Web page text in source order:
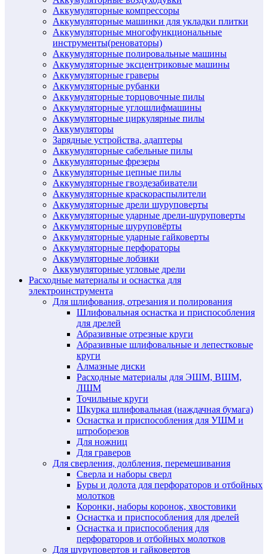
Аккумуляторные компрессоры
Аккумуляторные машинки для укладки плитки
Аккумуляторные многофункциональные
инструменты(реноваторы)
Аккумуляторные полировальные машины
Аккумуляторные эксцентриковые машины
Аккумуляторные граверы
Аккумуляторные рубанки
Аккумуляторные торцовочные пилы
Аккумуляторные углошлифмашины
Аккумуляторные циркулярные пилы
Аккумуляторы
Зарядные устройства, адаптеры
Аккумуляторные сабельные пилы
Аккумуляторные фрезеры
Аккумуляторные цепные пилы
Аккумуляторные гвоздезабиватели
Аккумуляторные краскораспылители
Аккумуляторные дрели шуруповерты
Аккумуляторные ударные дрели-шуруповерты
Аккумуляторные шуруповёрты
Аккумуляторные ударные гайковерты
Аккумуляторные перфораторы
Аккумуляторные лобзики
Аккумуляторные угловые дрели
Расходные материалы и оснастка для
электроинструмента
Для шлифования, отрезания и полирования
Шлифовальная оснастка и приспособления
для дрелей
Абразивные отрезные круги
Абразивные шлифовальные и лепестковые
круги
Алмазные диски
Расходные материалы для ЭШМ, ВШМ,
ЛШМ
Точильные круги
Шкурка шлифовальная (наждачная бумага)
Оснастка и приспособления для УШМ и
штроборезов
Для ножниц
Для граверов
Для сверления, долбления, перемешивания
Сверла и наборы сверл
Буры и долота для перфораторов и отбойных
молотков
Коронки, наборы коронок, хвостовики
Оснастка и приспособления для дрелей
Оснастка и приспособления для
перфораторов и отбойных молотков
Для шуруповертов и гайковертов